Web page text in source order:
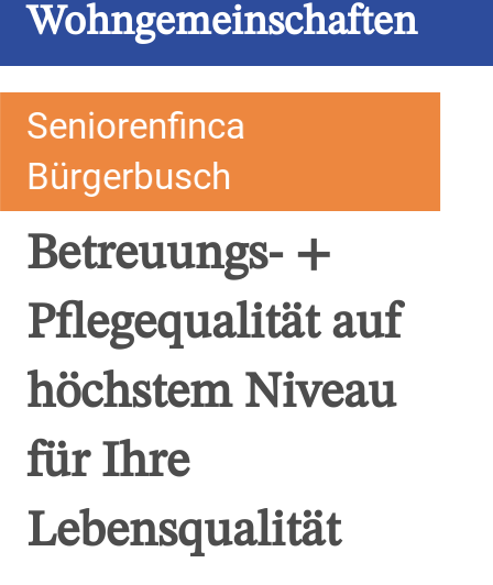
Wohngemeinschaften
Seniorenfinca
Bürgerbusch
Betreuungs- +
Pflegequalität auf
höchstem Niveau
für Ihre
Lebensqualität